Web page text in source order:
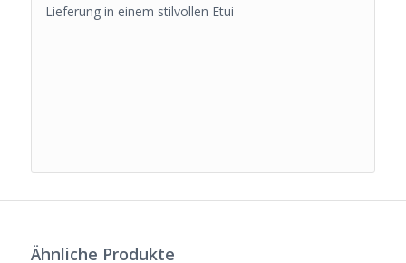
Lieferung in einem stilvollen Etui
Ähnliche Produkte